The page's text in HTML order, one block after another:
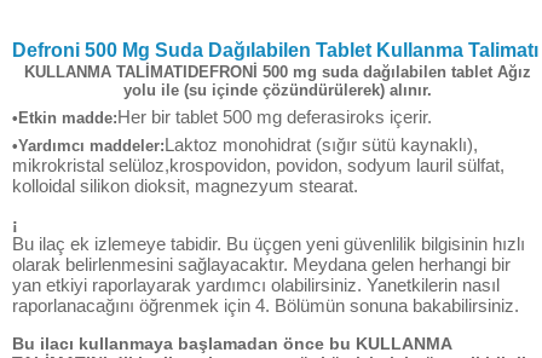
Defroni 500 Mg Suda Dağılabilen Tablet Kullanma Talimatı
KULLANMA TALİMATIDEFRONİ 500 mg suda dağılabilen tablet Ağız
yolu ile (su içinde çözündürülerek) alınır.
•Etkin madde:Her bir tablet 500 mg deferasiroks içerir.
•Yardımcı maddeler:Laktoz monohidrat (sığır sütü kaynaklı),
mikrokristal selüloz,krospovidon, povidon, sodyum lauril sülfat,
kolloidal silikon dioksit, magnezyum stearat.
¡
Bu ilaç ek izlemeye tabidir. Bu üçgen yeni güvenlilik bilgisinin hızlı
olarak belirlenmesini sağlayacaktır. Meydana gelen herhangi bir
yan etkiyi raporlayarak yardımcı olabilirsiniz. Yanetkilerin nasıl
raporlanacağını öğrenmek için 4. Bölümün sonuna bakabilirsiniz.
Bu ilacı kullanmaya başlamadan önce bu KULLANMA